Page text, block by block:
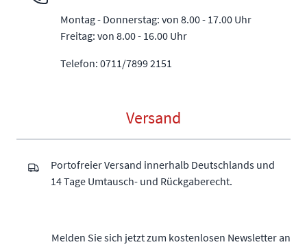
Montag - Donnerstag: von 8.00 - 17.00 Uhr
Freitag: von 8.00 - 16.00 Uhr
Telefon: 0711/7899 2151
Versand
Portofreier Versand innerhalb Deutschlands und
14 Tage Umtausch- und Rückgaberecht.
Melden Sie sich jetzt zum kostenlosen Newsletter an